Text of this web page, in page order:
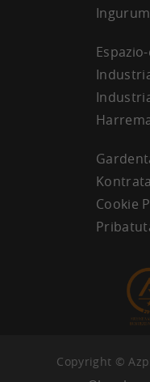
Cookie
Copyright ©